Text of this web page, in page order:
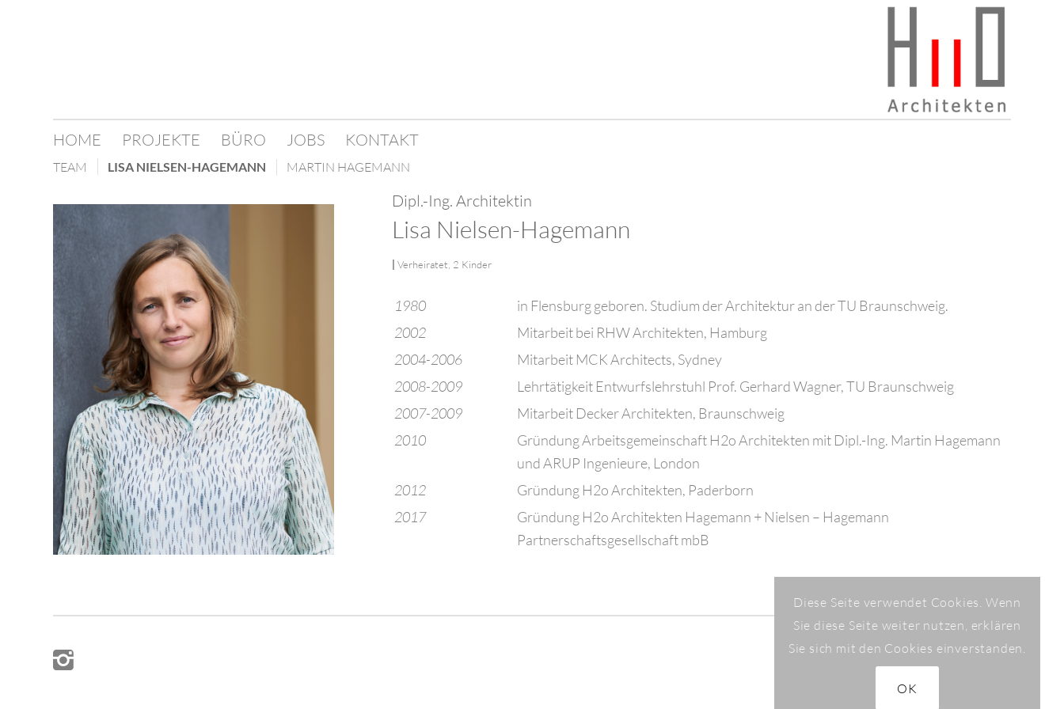
HOME PROJEKTE BÜRO JOBS KONTAKT
TEAM LISA NIELSEN-HAGEMANN MARTIN HAGEMANN
Dipl.-Ing. Architektin
Lisa Nielsen-Hagemann
Verheiratet, 2 Kinder
1980
in Flensburg geboren. Studium der Architektur an der TU Braunschweig.
2002
Mitarbeit bei RHW Architekten, Hamburg
2004-2006
Mitarbeit MCK Architects, Sydney
2008-2009
Lehrtätigkeit Entwurfslehrstuhl Prof. Gerhard Wagner, TU Braunschweig
2007-2009
Mitarbeit Decker Architekten, Braunschweig
2010
Gründung Arbeitsgemeinschaft H2o Architekten mit Dipl.-Ing. Martin Hagemann
und ARUP Ingenieure, London
2012
Gründung H2o Architekten, Paderborn
2017
Gründung H2o Architekten Hagemann + Nielsen – Hagemann
Partnerschaftsgesellschaft mbB
Diese Seite verwendet Cookies. Wenn
Sie diese Seite weiter nutzen, erklären
Sie sich mit den Cookies einverstanden.
OK